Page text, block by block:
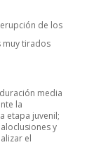
de los
muy tirados
media
la
etapa juvenil;
y
el